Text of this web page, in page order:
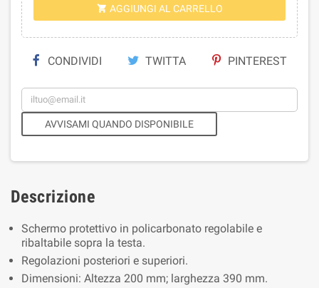
 AGGIUNGI AL CARRELLO
CONDIVIDI TWITTA PINTEREST
AVVISAMI QUANDO DISPONIBILE
Descrizione
Schermo protettivo in policarbonato regolabile e
ribaltabile sopra la testa.
Regolazioni posteriori e superiori.
Dimensioni: Altezza 200 mm; larghezza 390 mm.